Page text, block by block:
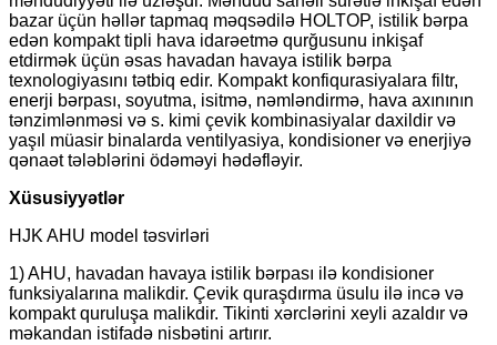
bazar üçün həllər tapmaq məqsədilə HOLTOP, istilik bərpa
edən kompakt tipli hava idarəetmə qurğusunu inkişaf
etdirmək üçün əsas havadan havaya istilik bərpa
texnologiyasını tətbiq edir. Kompakt konfiqurasiyalara filtr,
enerji bərpası, soyutma, isitmə, nəmləndirmə, hava axınının
tənzimlənməsi və s. kimi çevik kombinasiyalar daxildir və
yaşıl müasir binalarda ventilyasiya, kondisioner və enerjiyə
qənaət tələblərini ödəməyi hədəfləyir.
Xüsusiyyətlər
HJK AHU model təsvirləri
1) AHU, havadan havaya istilik bərpası ilə kondisioner
funksiyalarına malikdir. Çevik quraşdırma üsulu ilə incə və
kompakt quruluşa malikdir. Tikinti xərclərini xeyli azaldır və
məkandan istifadə nisbətini artırır.